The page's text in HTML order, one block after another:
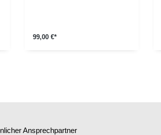
99,00 €*
Ansprechpartner